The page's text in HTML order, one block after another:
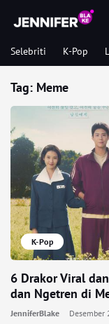
Selebriti K-Pop
Tag: Meme
K-Pop
6 Drakor Viral
dan Ngetren di
JenniferBlake Desember